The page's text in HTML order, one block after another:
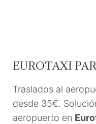
EUROTAXI
Traslados al
desde 35€.
aeropuerto en